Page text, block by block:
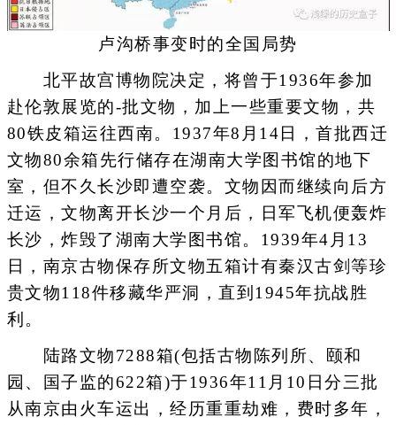
卢沟桥事变时的全国局势
北平故宫博物院决定，将曾于1936年参加
赴伦敦展览的-批文物，加上一些重要文物，共
80铁皮箱运往西南。1937年8月14日，首批西迁
文物80余箱先行储存在湖南大学图书馆的地下
室，但不久长沙即遭空袭。文物因而继续向后方
迁运，文物离开长沙一个月后，日军飞机便轰炸
长沙，炸毁了湖南大学图书馆。1939年4月13
日，南京古物保存所文物五箱计有秦汉古剑等珍
贵文物118件移藏华严洞，直到1945年抗战胜
利。
陆路文物7288箱(包括古物陈列所、颐和
园、国子监的622箱)于1936年11月10日分三批
从南京由火车运出，经历重重劫难，费时多年，